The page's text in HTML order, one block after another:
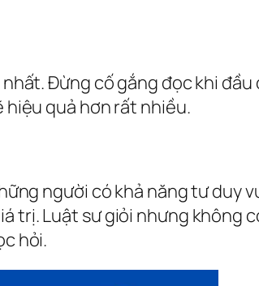
Đừng cố gắng đọc khi đầu
quả hơn rất nhiều.
người có khả năng tư duy
trị. Luật sư giỏi nhưng không
hỏi.